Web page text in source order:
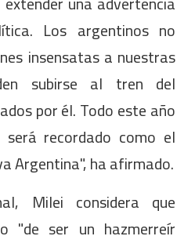
Los argentinos no
insensatas a nuestras
subirse al tren del
por él. Todo este año
recordado como el
Argentina", ha afirmado.
Milei considera que
"de ser un hazmerreír